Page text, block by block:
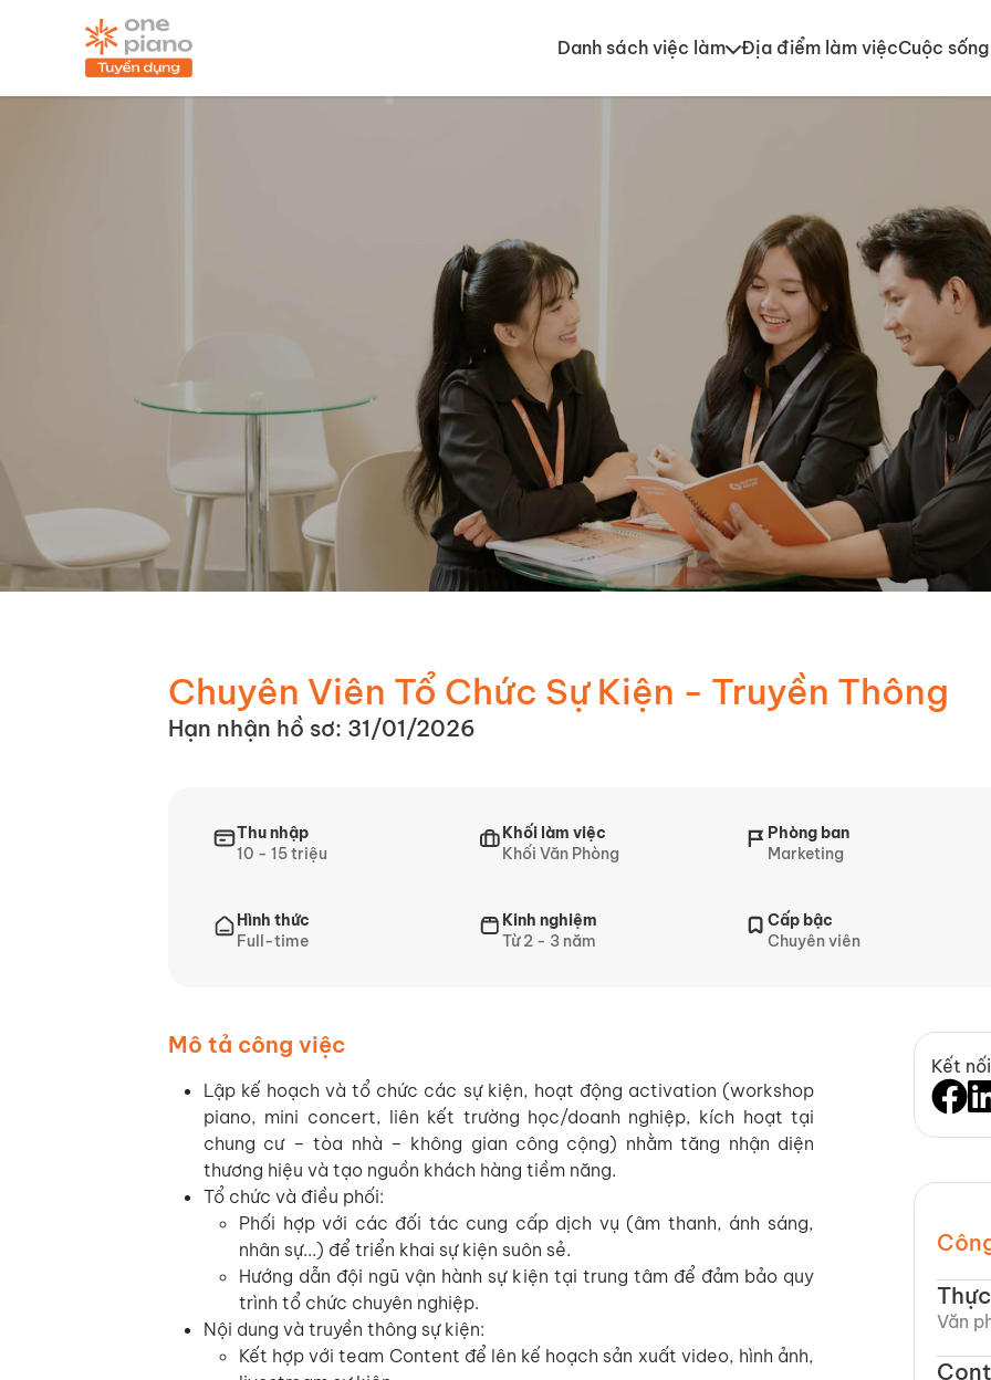
Danh sách việc làm Địa điểm làm việcCuộc
Chuyên Viên Tổ Chức Sự Kiện - Truyền Thông
Hạn nhận hồ sơ: 31/01/2026
Thu nhập
10 - 15 triệu
Khối làm việc
Khối Văn Phòng
Phòng ban
Marketing
Hình thức
Full-time
Kinh nghiệm
Từ 2 - 3 năm
Cấp bậc
Chuyên viên
Mô tả công việc
Lập kế hoạch và tổ chức các sự kiện, hoạt động activation (workshop
piano, mini concert, liên kết trường học/doanh nghiệp, kích hoạt tại
chung cư – tòa nhà – không gian công cộng) nhằm tăng nhận diện
thương hiệu và tạo nguồn khách hàng tiềm năng.
Tổ chức và điều phối:
Phối hợp với các đối tác cung cấp dịch vụ (âm thanh, ánh sáng,
nhân sự...) để triển khai sự kiện suôn sẻ.
Hướng dẫn đội ngũ vận hành sự kiện tại trung tâm để đảm bảo quy
trình tổ chức chuyên nghiệp.
Nội dung và truyền thông sự kiện:
Kết hợp với team Content để lên kế hoạch sản xuất video, hình ảnh,
Kết
Văn